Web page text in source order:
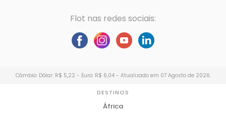
Flot nas redes sociais:
Câmbio: Dólar: R$ 5,22 - Euro: R$ 6,04 - Atualizado em 07 Agosto de 2026.
DESTINOS
África